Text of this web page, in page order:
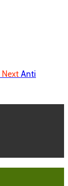
Next Anti